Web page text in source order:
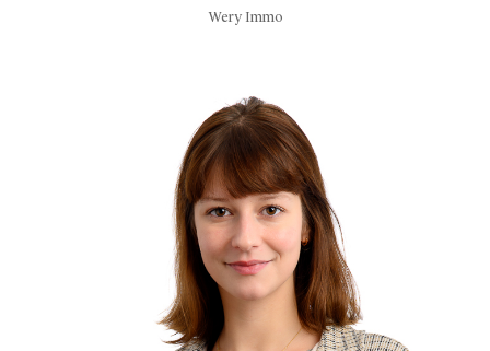
Wery Immo